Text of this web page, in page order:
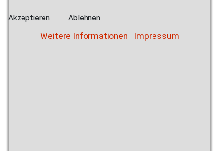
Akzeptieren Ablehnen
Weitere Informationen | Impressum